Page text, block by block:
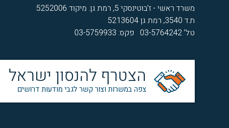
משרד ראשי - ז’בוטינסקי 5, רמת גן. מיקוד 5252006
ת.ד 3540, רמת גן 5213604
טל’ 03-5764242 פקס: 03-5759933
הצטרף להנסון ישראל
צפה במשרות וצור קשר לגבי מודעות דרושים